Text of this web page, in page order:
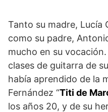
Tanto su madre, Lucía
como su padre,
mucho en su
clases de guitarra de
había aprendido de la
Fernández “Titi de
los años 20, y de su